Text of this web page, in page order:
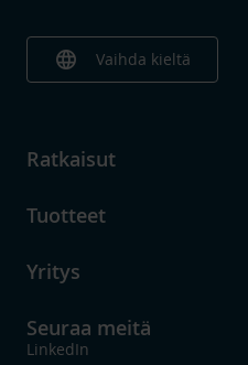
language Vaihda kieltä
Ratkaisut
Tuotteet
Yritys
Seuraa meitä
LinkedIn